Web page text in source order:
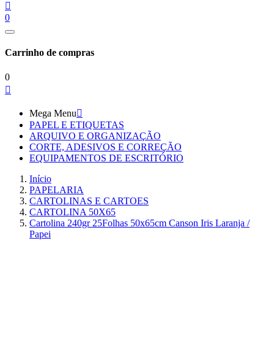

0
Carrinho de compras
0

Mega Menu
PAPEL E ETIQUETAS
ARQUIVO E ORGANIZAÇÃO
CORTE, ADESIVOS E CORREÇÃO
EQUIPAMENTOS DE ESCRITÓRIO
Início
PAPELARIA
CARTOLINAS E CARTOES
CARTOLINA 50X65
Cartolina 240gr 25Folhas 50x65cm Canson Iris Laranja /
Papei